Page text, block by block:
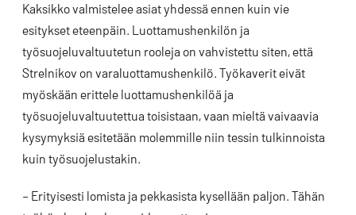
Kaksikko valmistelee asiat yhdessä ennen kuin vie
esitykset eteenpäin. Luottamushenkilön ja
työsuojeluvaltuutetun rooleja on vahvistettu siten, että
Strelnikov on varaluottamushenkilö. Työkaverit eivät
myöskään erittele luottamushenkilöä ja
työsuojeluvaltuutettua toisistaan, vaan mieltä vaivaavia
kysymyksiä esitetään molemmille niin tessin tulkinnoista
kuin työsuojelustakin.
– Erityisesti lomista ja pekkasista kysellään paljon. Tähän